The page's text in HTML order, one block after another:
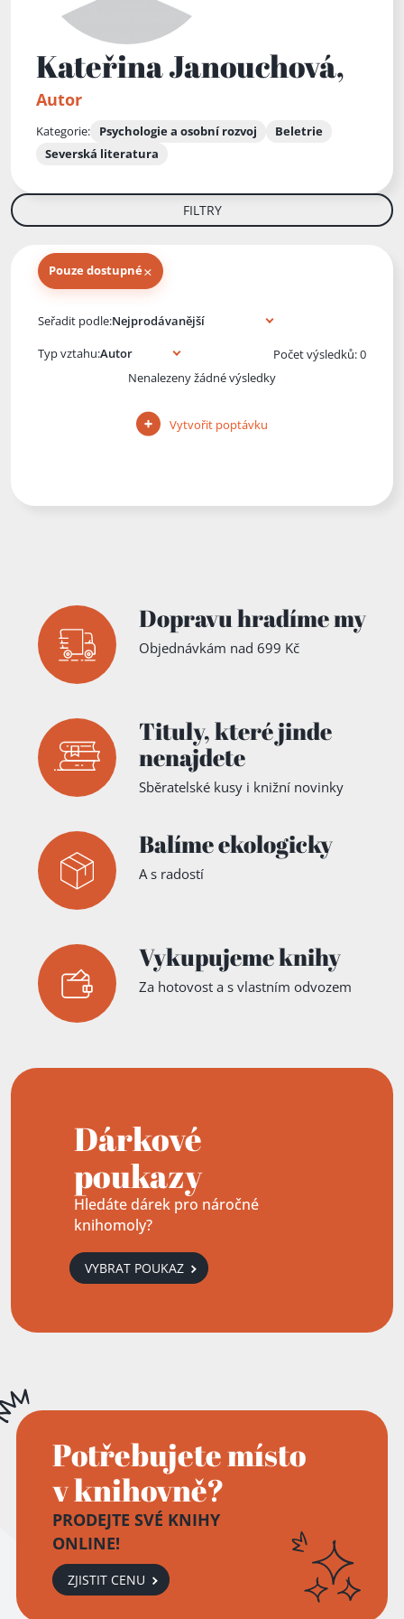
Kateřina Janouchová,
Autor
Kategorie: Psychologie a osobní rozvoj
Beletrie
Severská literatura
FILTRY
Pouze dostupné×
Seřadit podle:
Typ vztahu:
Počet výsledků: 0
Nenalezeny žádné výsledky
Vytvořit poptávku
Dopravu hradíme my
Objednávkám nad 699 Kč
Tituly,které jinde
nenajdete
Sběratelské kusy i knižní novinky
Balíme ekologicky
A s radostí
Vykupujeme knihy
Za hotovost a s vlastním odvozem
Dárkové
poukazy
Hledáte dárek pro náročné
knihomoly?
VYBRAT POUKAZ
Potřebujete místo
v knihovně?
PRODEJTE SVÉ KNIHY
ONLINE!
ZJISTIT CENU